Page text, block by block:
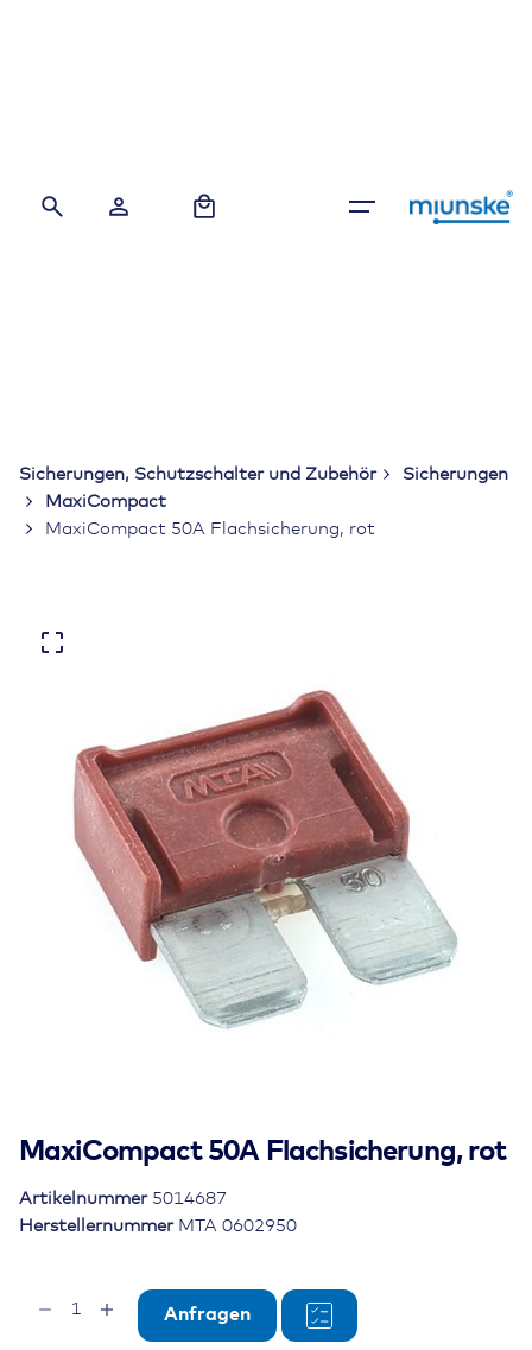
Sicherungen, Schutzschalter und Zubehör
Sicherungen
MaxiCompact
MaxiCompact 50A Flachsicherung, rot
MaxiCompact 50A Flachsicherung, rot
Herstellernummer MTA 0602950
Artikelnummer 5014687
Anfragen